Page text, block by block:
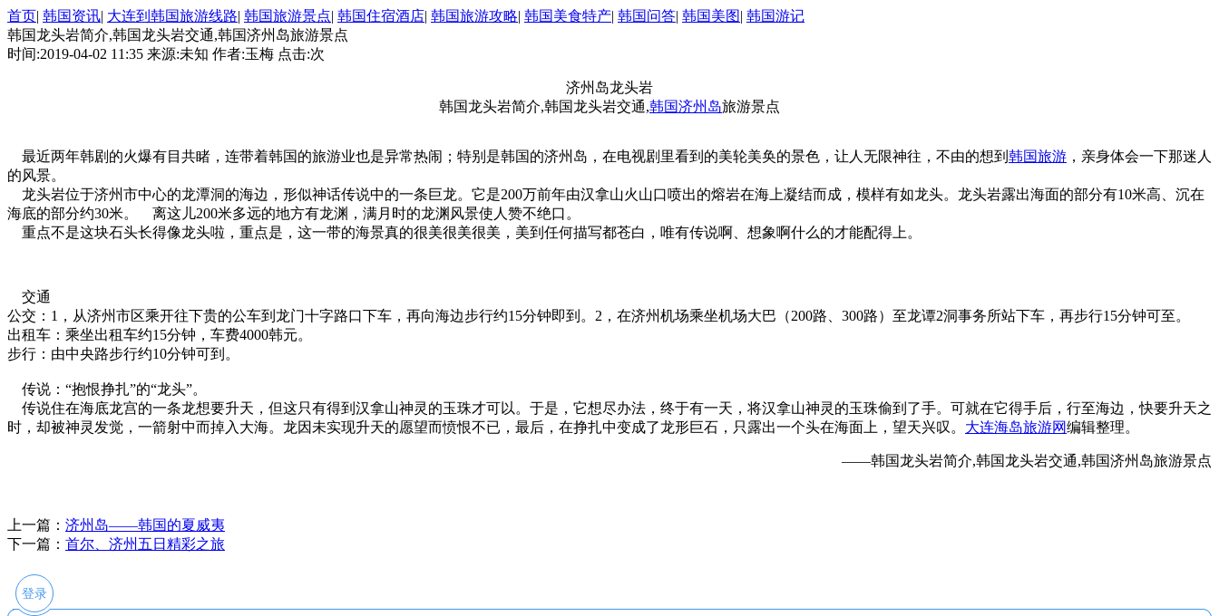
首页| 韩国资讯| 大连到韩国旅游线路| 韩国旅游景点| 韩国住宿酒店| 韩国旅游攻略| 韩国美食特产| 韩国问答| 韩国美图| 韩国游记
韩国龙头岩简介,韩国龙头岩交通,韩国济州岛旅游景点
时间:2019-04-02 11:35 来源:未知 作者:玉梅 点击:次
济州岛龙头岩
韩国龙头岩简介,韩国龙头岩交通,韩国济州岛旅游景点
最近两年韩剧的火爆有目共睹，连带着韩国的旅游业也是异常热闹；特别是韩国的济州岛，在电视剧里看到的美轮美奂的景色，让人无限神往，不由的想到 韩国旅游 ，亲身体会一下那迷人
的风景。
龙头岩位于济州市中心的龙潭洞的海边，形似神话传说中的一条巨龙。它是200万前年由汉拿山火山口喷出的熔岩在海上凝结而成，模样有如龙头。龙头岩露出海面的部分有10米高、沉在
海底的部分约30米。 离这儿200米多远的地方有龙渊，满月时的龙渊风景使人赞不绝口。
重点不是这块石头长得像龙头啦，重点是，这一带的海景真的很美很美很美，美到任何描写都苍白，唯有传说啊、想象啊什么的才能配得上。
交通
公交：1，从济州市区乘开往下贵的公车到龙门十字路口下车，再向海边步行约15分钟即到。2，在济州机场乘坐机场大巴（200路、300路）至龙谭2洞事务所站下车，再步行15分钟可至。
出租车：乘坐出租车约15分钟，车费4000韩元。
步行：由中央路步行约10分钟可到。
传说：“抱恨挣扎”的“龙头”。
传说住在海底龙宫的一条龙想要升天，但这只有得到汉拿山神灵的玉珠才可以。于是，它想尽办法，终于有一天，将汉拿山神灵的玉珠偷到了手。可就在它得手后，行至海边，快要升天之
时，却被神灵发觉，一箭射中而掉入大海。龙因未实现升天的愿望而愤恨不已，最后，在挣扎中变成了龙形巨石，只露出一个头在海面上，望天兴叹。 大连海岛旅游网编辑整理。
——韩国龙头岩简介,韩国龙头岩交通,韩国济州岛旅游景点
上一篇： 济州岛——韩国的夏威夷
下一篇： 首尔、济州五日精彩之旅
登录